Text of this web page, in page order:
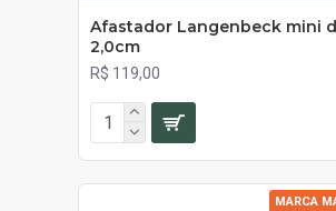
Afastador Langenbeck mini
2,0cm
R$ 119,00
MARCA